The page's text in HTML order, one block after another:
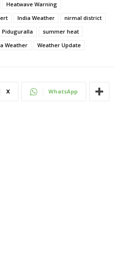
Heatwave Warning
India Weather
nirmal district
Piduguralla
summer heat
Weather Weather Update
X WhatsApp